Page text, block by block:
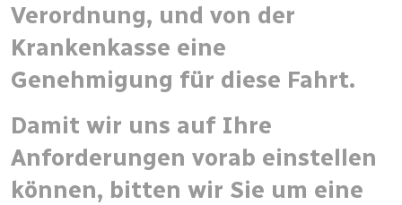
Verordnung, und von der
Krankenkasse eine
Genehmigung für diese Fahrt.
Damit wir uns auf Ihre
Anforderungen vorab einstellen
können, bitten wir Sie um eine